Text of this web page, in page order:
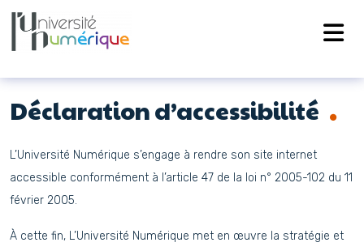
Passer au contenu
Navigation principale
Déclaration d’accessibilité
L’Université Numérique s’engage à rendre son site internet
accessible conformément à l’article 47 de la loi n° 2005-102 du 11
février 2005.
À cette fin, L’Université Numérique met en œuvre la stratégie et